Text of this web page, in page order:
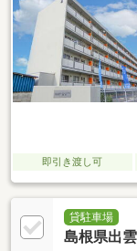
即引き渡し可
貸駐車場
島根県出